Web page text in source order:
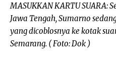
MASUKKAN KARTU SUARA:
Jawa Tengah, Sumarno
yang dicoblosnya ke kotak
Semarang. ( Foto: Dok )